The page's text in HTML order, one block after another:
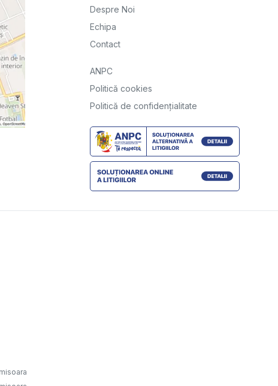
Despre Noi
Echipa
Contact
ANPC
Politică cookies
Politică de confidențialitate